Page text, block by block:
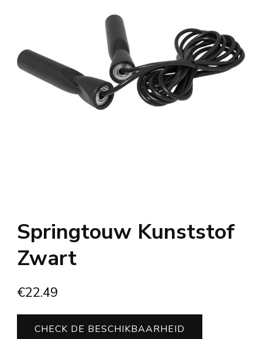
Springtouw Kunststof
Zwart
€22.49
CHECK DE BESCHIKBAARHEID